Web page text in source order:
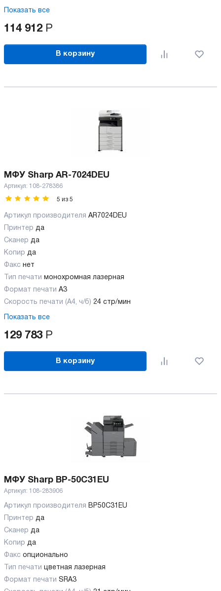
Показать все
114 912 Р
В корзину
МФУ Sharp AR-7024DEU
Артикул: 108-278386
5 из 5
Артикул производителя AR7024DEU
Принтер да
Сканер да
Копир да
Факс нет
Тип печати
монохромная лазерная
Формат печати A3
Скорость печати (А4, ч/б) 24 стр/мин
Показать все
129 783 Р
В корзину
МФУ Sharp BP-50C31EU
Артикул: 108-283906
Артикул производителя
BP50C31EU
Принтер да
Сканер да
Копир да
Факс опционально
Тип печати
цветная лазерная
Формат печати SRA3